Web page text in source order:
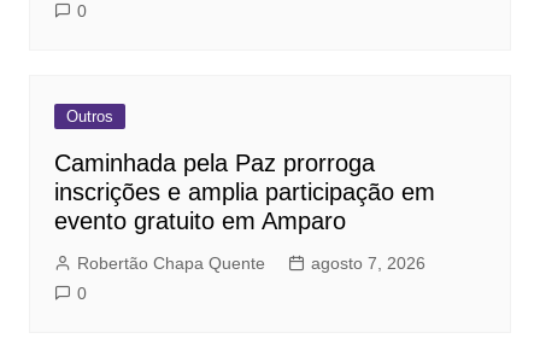
0
Outros
Caminhada pela Paz prorroga
inscrições e amplia participação em
evento gratuito em Amparo
Robertão Chapa Quente
agosto 7, 2026
0